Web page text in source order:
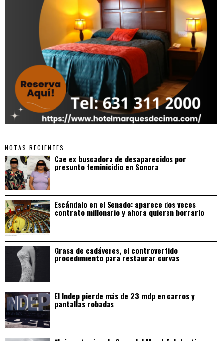
NOTAS RECIENTES
Cae ex buscadora de desaparecidos por
presunto feminicidio en Sonora
Escándalo en el Senado: aparece dos veces
contrato millonario y ahora quieren borrarlo
Grasa de cadáveres, el controvertido
procedimiento para restaurar curvas
El Indep pierde más de 23 mdp en carros y
pantallas robadas